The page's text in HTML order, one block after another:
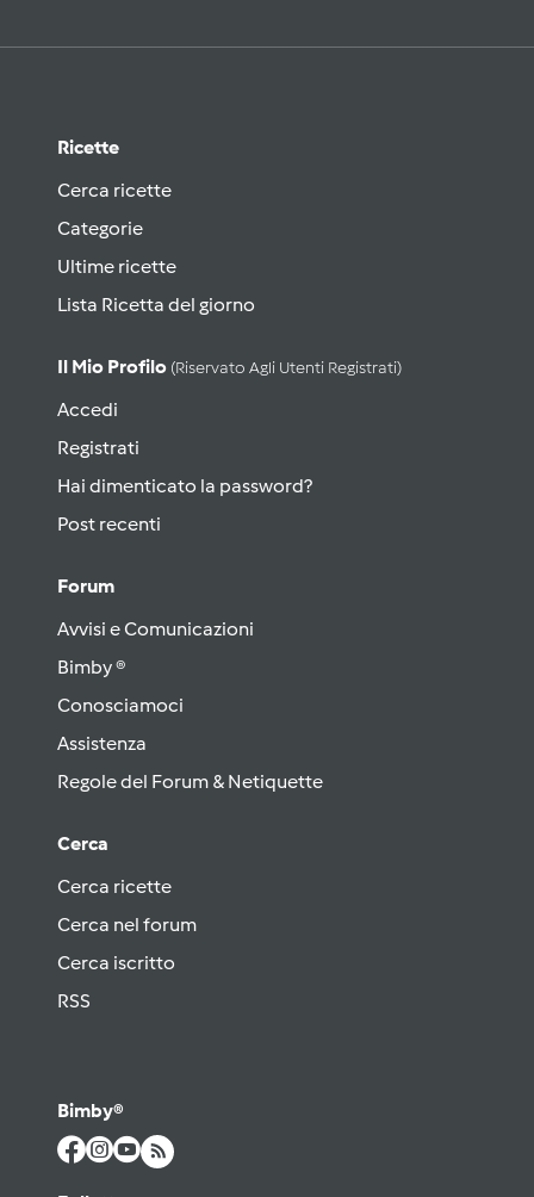
Ricette
Cerca ricette
Categorie
Ultime ricette
Lista Ricetta del giorno
Il Mio Profilo (riservato Agli Utenti Registrati)
Accedi
Registrati
Hai dimenticato la password?
Post recenti
Forum
Avvisi e Comunicazioni
Bimby ®
Conosciamoci
Assistenza
Regole del Forum & Netiquette
Cerca
Cerca ricette
Cerca nel forum
Cerca iscritto
RSS
Bimby®